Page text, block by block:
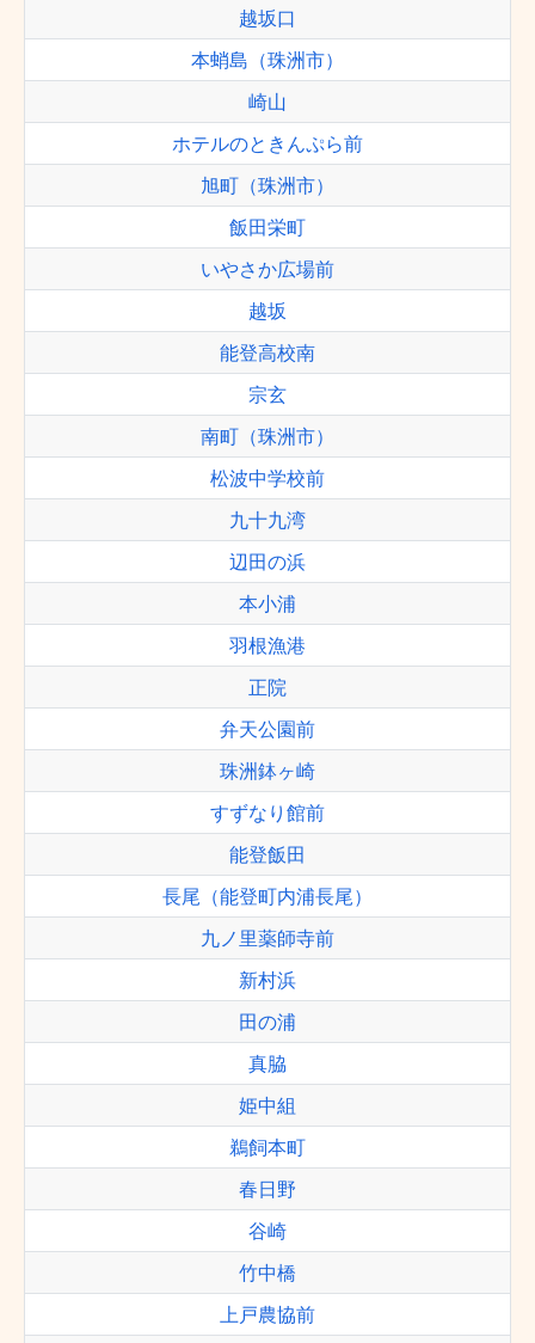
越坂口
本蛸島（珠洲市）
崎山
ホテルのときんぷら前
旭町（珠洲市）
飯田栄町
いやさか広場前
越坂
能登高校南
宗玄
南町（珠洲市）
松波中学校前
九十九湾
辺田の浜
本小浦
羽根漁港
正院
弁天公園前
珠洲鉢ヶ崎
すずなり館前
能登飯田
長尾（能登町内浦長尾）
九ノ里薬師寺前
新村浜
田の浦
真脇
姫中組
鵜飼本町
春日野
谷崎
竹中橋
上戸農協前